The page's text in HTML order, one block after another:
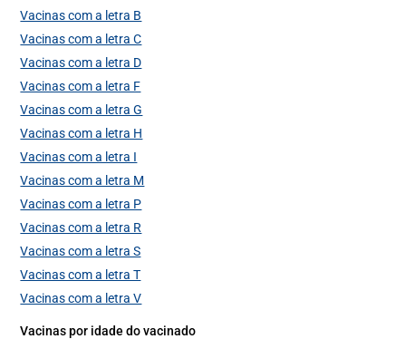
Vacinas com a letra B
Vacinas com a letra C
Vacinas com a letra D
Vacinas com a letra F
Vacinas com a letra G
Vacinas com a letra H
Vacinas com a letra I
Vacinas com a letra M
Vacinas com a letra P
Vacinas com a letra R
Vacinas com a letra S
Vacinas com a letra T
Vacinas com a letra V
Vacinas por idade do vacinado